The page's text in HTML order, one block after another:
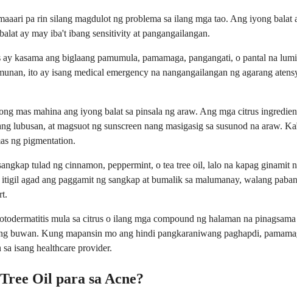
pa rin silang magdulot ng problema sa ilang mga tao. Ang iyong balat
ay may iba't ibang sensitivity at pangangailangan.
kasama ang biglaang pamumula, pamamaga, pangangati, o pantal na
ito ay isang medical emergency na nangangailangan ng agarang
mas mahina ang iyong balat sa pinsala ng araw. Ang mga citrus
at magsuot ng sunscreen nang masigasig sa susunod na araw.
ng pigmentation.
tulad ng cinnamon, peppermint, o tea tree oil, lalo na kapag
agad ang paggamit ng sangkap at bumalik sa malumanay, walang
mula sa citrus o ilang mga compound ng halaman na
Kung mapansin mo ang hindi pangkaraniwang paghapdi,
isang healthcare provider.
Oil para sa Acne?